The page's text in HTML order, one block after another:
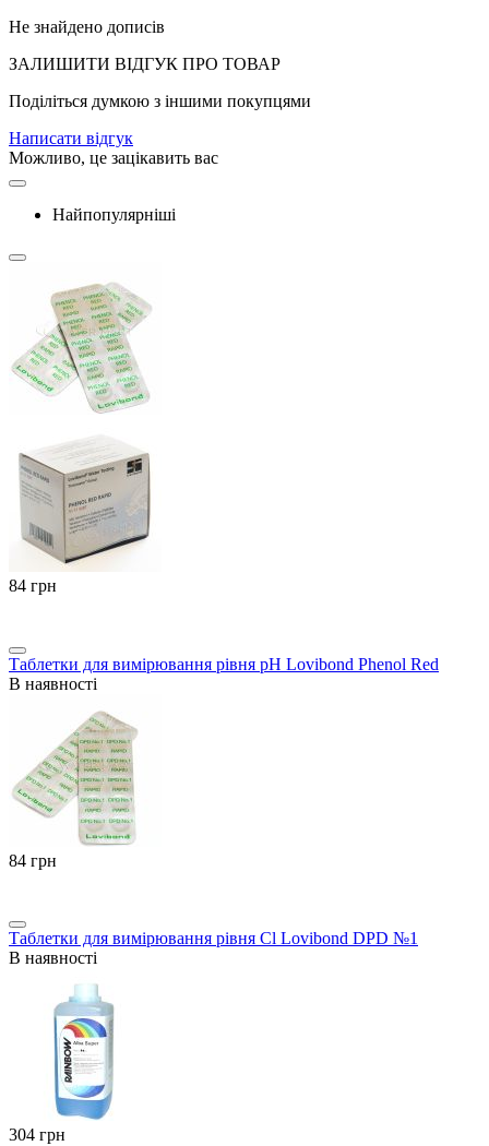
Не знайдено дописів
ЗАЛИШИТИ ВIДГУК ПРО ТОВАР
Поділіться думкою з іншими покупцями
Написати відгук
Можливо, це зацікавить вас
Найпопулярніші
‍84‍ грн
Таблетки для вимірювання рівня pH Lovibond Phenol Red
В наявності
‍84‍ грн
Таблетки для вимірювання рівня Cl Lovibond DPD №1
В наявності
‍304‍ грн